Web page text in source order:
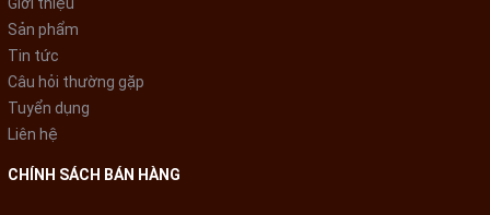
Sản phẩm
Tin tức
Câu hỏi thường gặp
Tuyển dụng
Liên hệ
CHÍNH SÁCH BÁN HÀNG